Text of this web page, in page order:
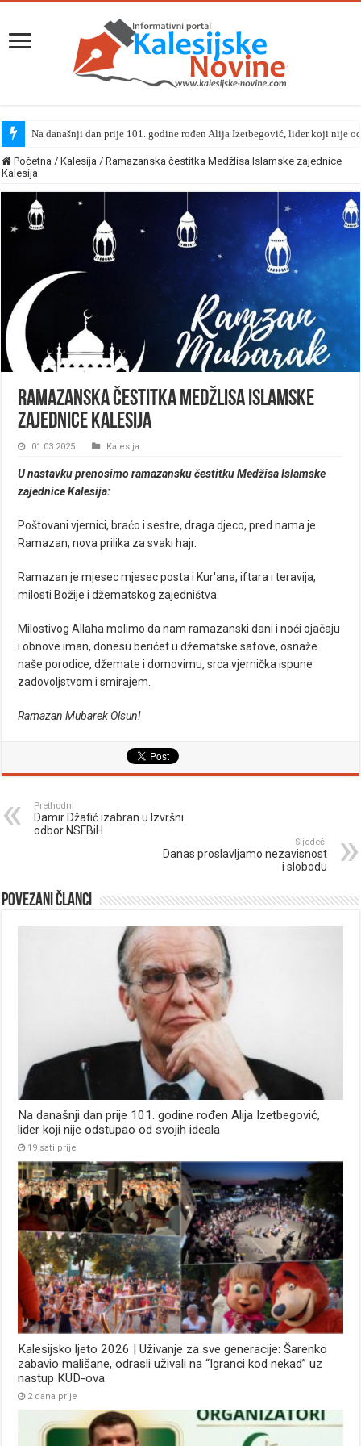
Na današnji dan prije 101. godine rođen Alija Izetbegović, lider koji nije
Početna / Kalesija / Ramazanska čestitka Medžlisa Islamske zajednice
Kalesija
Ramazanska čestitka Medžlisa Islamske
zajednice Kalesija
01.03.2025. Kalesija
U nastavku prenosimo ramazansku čestitku Medžisa Islamske
zajednice Kalesija:
Poštovani vjernici, braćo i sestre, draga djeco, pred nama je
Ramazan, nova prilika za svaki hajr.
Ramazan je mjesec mjesec posta i Kur'ana, iftara i teravija,
milosti Božije i džematskog zajedništva.
Milostivog Allaha molimo da nam ramazanski dani i noći ojačaju
i obnove iman, donesu berićet u džematske safove, osnaže
naše porodice, džemate i domovimu, srca vjernička ispune
zadovoljstvom i smirajem.
Ramazan Mubarek Olsun!
Prethodni
Damir Džafić izabran u Izvršni
odbor NSFBiH
Sljedeći
Danas proslavljamo nezavisnost
i slobodu
Povezani članci
Na današnji dan prije 101. godine rođen Alija Izetbegović,
lider koji nije odstupao od svojih ideala
19 sati prije
Kalesijsko ljeto 2026 | Uživanje za sve generacije: Šarenko
zabavio mališane, odrasli uživali na “Igranci kod nekad” uz
nastup KUD-ova
2 dana prije